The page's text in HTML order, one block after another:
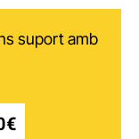
suport amb